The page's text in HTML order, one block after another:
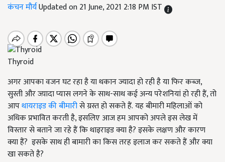
कंचन मौर्यUpdated on 21 June, 2021 2:18 PM IST
Thyroid
अगर आपका वजन घट रहा है या थकान ज्यादा हो रही है या फिर कब्ज,
सुस्ती और ज्य़ादा प्यास लगने के साथ-साथ कई अन्य परेशनियां हो रही हैं, तो
आपथायराइड की बीमारीसे ग्रस्त हो सकते हैं. यह बीमारी महिलाओं को
अधिक प्रभावित करती है, इसलिए आज हम आपको अपले इस लेख में
विस्तार से बताने जा रहे हैं कि थाइराइड क्या है? इसके लक्षण और कारण
क्या हैं? इसके साथ ही बामारी का किस तरह इलाज कर सकते हैं और क्या
खा सकते है?